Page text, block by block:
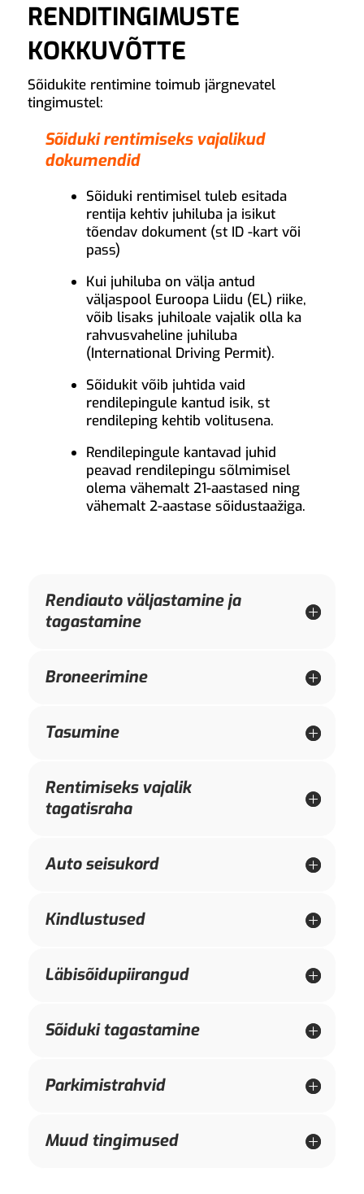
RENDITINGIMUSTE
KOKKUVÕTTE
Sõidukite rentimine toimub järgnevatel
tingimustel:
Sõiduki rentimiseks vajalikud
dokumendid
Sõiduki rentimisel tuleb esitada
rentija kehtiv juhiluba ja isikut
tõendav dokument (st ID -kart või
pass)
Kui juhiluba on välja antud
väljaspool Euroopa Liidu (EL) riike,
võib lisaks juhiloale vajalik olla ka
rahvusvaheline juhiluba
(International Driving Permit).
Sõidukit võib juhtida vaid
rendilepingule kantud isik, st
rendileping kehtib volitusena.
Rendilepingule kantavad juhid
peavad rendilepingu sõlmimisel
olema vähemalt 21-aastased ning
vähemalt 2-aastase sõidustaažiga.
Rendiauto väljastamine ja
tagastamine
Broneerimine
Tasumine
Rentimiseks vajalik
tagatisraha
Auto seisukord
Kindlustused
Läbisõidupiirangud
Sõiduki tagastamine
Parkimistrahvid
Muud tingimused